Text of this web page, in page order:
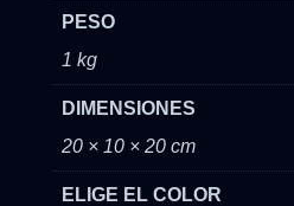
PESO
1 kg
DIMENSIONES
20 × 10 × 20 cm
ELIGE EL COLOR